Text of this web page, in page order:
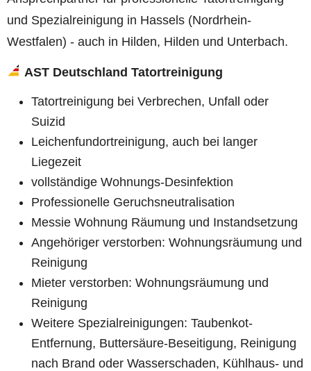
und Spezialreinigung in Hassels (Nordrhein-
Westfalen) - auch in Hilden, Hilden und Unterbach.
AST Deutschland Tatortreinigung
Tatortreinigung bei Verbrechen, Unfall oder
Suizid
Leichenfundortreinigung, auch bei langer
Liegezeit
vollständige Wohnungs-Desinfektion
Professionelle Geruchsneutralisation
Messie Wohnung Räumung und Instandsetzung
Angehöriger verstorben: Wohnungsräumung und
Reinigung
Mieter verstorben: Wohnungsräumung und
Reinigung
Weitere Spezialreinigungen: Taubenkot-
Entfernung, Buttersäure-Beseitigung, Reinigung
nach Brand oder Wasserschaden, Kühlhaus- und